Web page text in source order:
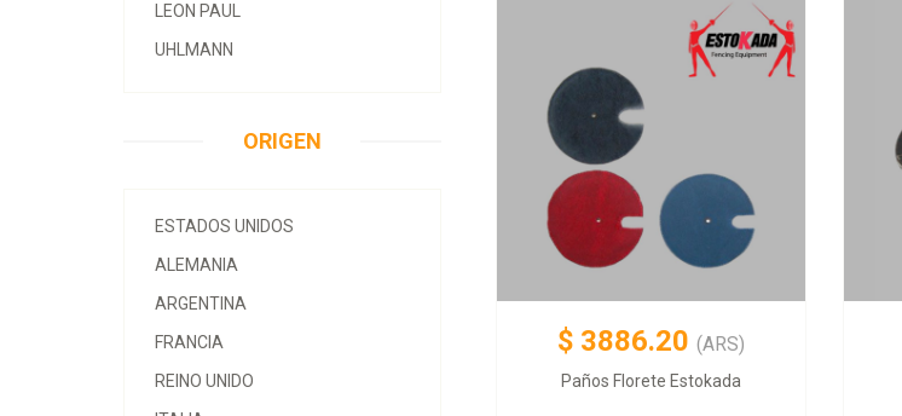
LEON PAUL
UHLMANN
ORIGEN
ESTADOS UNIDOS
ALEMANIA
ARGENTINA
FRANCIA
REINO UNIDO
$ 3886.20 (ARS)
Paños Florete Estokada